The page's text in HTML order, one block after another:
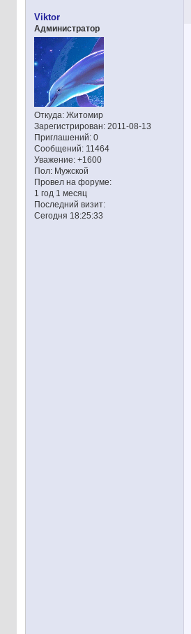
Viktor
Администратор
Откуда:Житомир
Зарегистрирован: 2011-08-13
Приглашений:0
Сообщений:11464
Уважение: +1600
Пол:Мужской
Провел на форуме:
1 год 1 месяц
Последний визит:
Сегодня 18:25:33